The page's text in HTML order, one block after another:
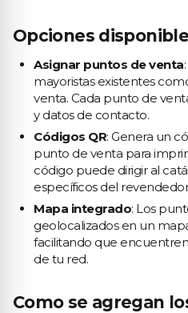
Opciones
Asignar puntos de venta
mayoristas existentes
venta. Cada punto de
y datos de contacto.
Códigos QR: Genera un
punto de venta para
código puede dirigir al
específicos del
Mapa integrado: Los
geolocalizados en un
facilitando que
de tu red.
Como se agregan